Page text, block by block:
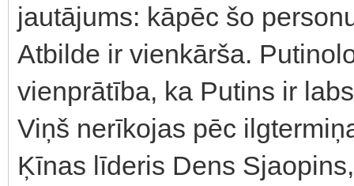
jautājums: kāpēc šo
Atbilde ir vienkārša.
vienprātība, ka Putins ir
Viņš nerīkojas pēc
Ķīnas līderis Dens